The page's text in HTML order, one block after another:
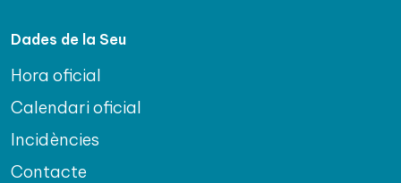
Dades de la Seu
Hora oficial
Calendari oficial
Incidències
Contacte